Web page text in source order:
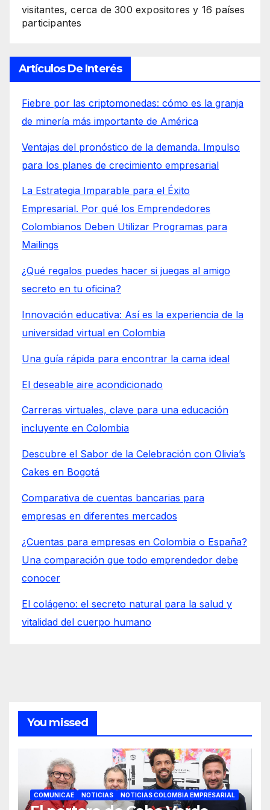
visitantes, cerca de 300 expositores y 16 países
participantes
Artículos De Interés
Fiebre por las criptomonedas: cómo es la granja
de minería más importante de América
Ventajas del pronóstico de la demanda. Impulso
para los planes de crecimiento empresarial
La Estrategia Imparable para el Éxito
Empresarial. Por qué los Emprendedores
Colombianos Deben Utilizar Programas para
Mailings
¿Qué regalos puedes hacer si juegas al amigo
secreto en tu oficina?
Innovación educativa: Así es la experiencia de la
universidad virtual en Colombia
Una guía rápida para encontrar la cama ideal
El deseable aire acondicionado
Carreras virtuales, clave para una educación
incluyente en Colombia
Descubre el Sabor de la Celebración con Olivia’s
Cakes en Bogotá
Comparativa de cuentas bancarias para
empresas en diferentes mercados
¿Cuentas para empresas en Colombia o España?
Una comparación que todo emprendedor debe
conocer
El colágeno: el secreto natural para la salud y
vitalidad del cuerpo humano
You missed
COMUNICAE NOTICIAS NOTICIAS COLOMBIA EMPRESARIAL